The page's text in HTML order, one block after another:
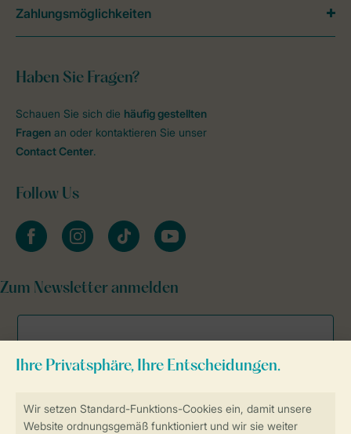
Sicher und schnell zur Online-Buchung
Haben Sie Fragen?
Schauen Sie sich die häufig gestellten
Fragen an oder kontaktieren Sie unser
Contact Center.
Follow Us
facebookinstagramtiktok youtube
Zum Newsletter anmelden
Zahlungsmöglichkeiten